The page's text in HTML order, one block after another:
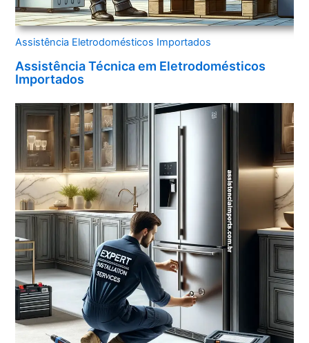
Assistência Eletrodomésticos Importados
Assistência Técnica em Eletrodomésticos
Importados